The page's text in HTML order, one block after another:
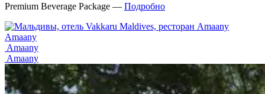
Premium Beverage Package — Подробно
Amaany
Amaany
Amaany